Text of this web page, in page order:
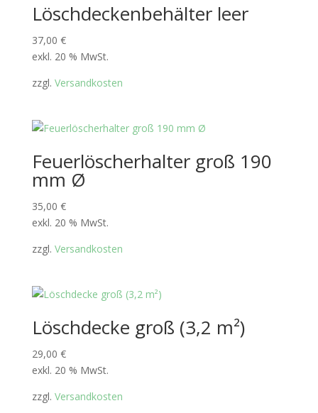
Löschdeckenbehälter leer
37,00 €
exkl. 20 % MwSt.
zzgl. Versandkosten
Feuerlöscherhalter groß 190
mm Ø
35,00 €
exkl. 20 % MwSt.
zzgl. Versandkosten
Löschdecke groß (3,2 m²)
29,00 €
exkl. 20 % MwSt.
zzgl. Versandkosten